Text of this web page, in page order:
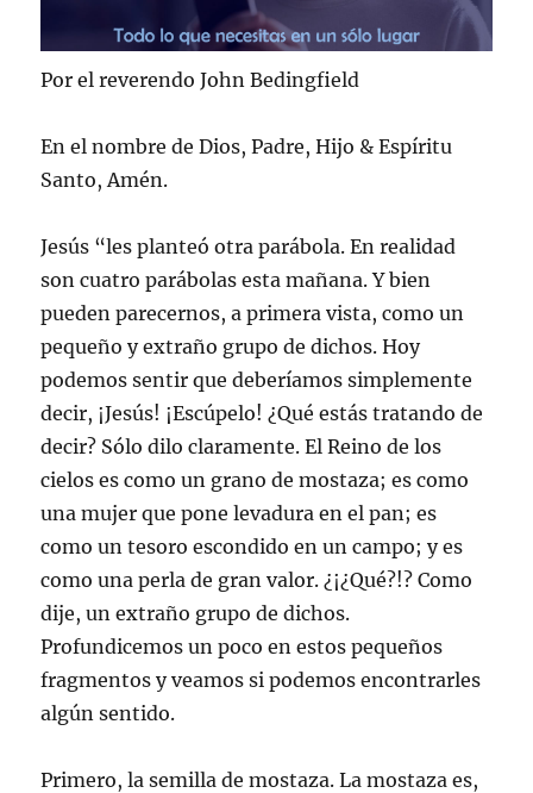
Por el reverendo John Bedingfield
En el nombre de Dios, Padre, Hijo & Espíritu
Santo, Amén.
Jesús “les planteó otra parábola. En realidad
son cuatro parábolas esta mañana. Y bien
pueden parecernos, a primera vista, como un
pequeño y extraño grupo de dichos. Hoy
podemos sentir que deberíamos simplemente
decir, ¡Jesús! ¡Escúpelo! ¿Qué estás tratando de
decir? Sólo dilo claramente. El Reino de los
cielos es como un grano de mostaza; es como
una mujer que pone levadura en el pan; es
como un tesoro escondido en un campo; y es
como una perla de gran valor. ¿¡¿Qué?!? Como
dije, un extraño grupo de dichos.
Profundicemos un poco en estos pequeños
fragmentos y veamos si podemos encontrarles
algún sentido.
Primero, la semilla de mostaza. La mostaza es,